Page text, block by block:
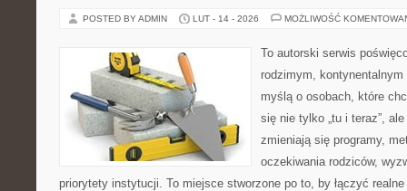
POSTED BY ADMIN LUT - 14 - 2026 MOŻLIWOŚĆ
To autorski serwis
rodzimym,
myślą o osobach, które
się nie tylko „tu i teraz”,
zmieniają się programy,
oczekiwania rodziców,
priorytety instytucji. To miejsce stworzone po to, by łączyć